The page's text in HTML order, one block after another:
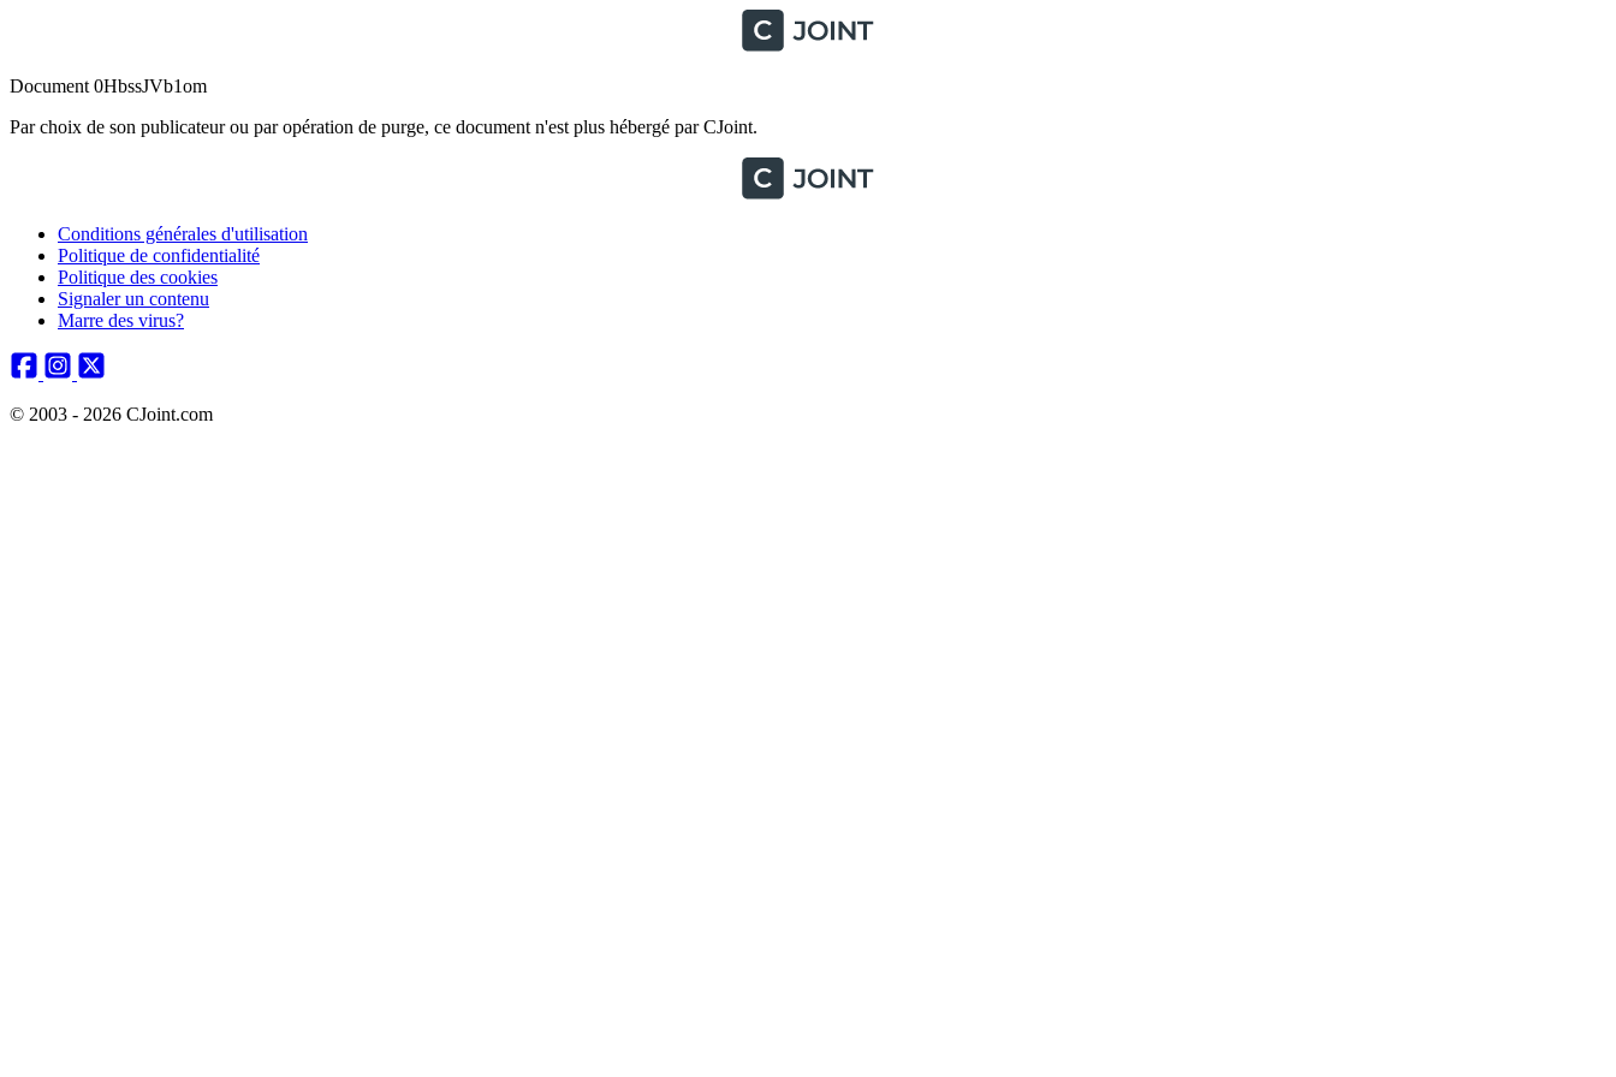
Document 0HbssJVb1om
Par choix de son publicateur ou par opération de purge, ce document n'est plus hébergé par CJoint.
Conditions générales d'utilisation
Politique de confidentialité
Politique des cookies
Signaler un contenu
Marre des virus?
© 2003 - 2026 CJoint.com